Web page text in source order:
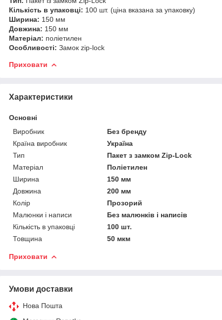
Кількість в упаковці: 100 шт. (ціна вказана за упаковку)
Ширина: 150 мм
Довжина: 150 мм
Матеріал: поліетилен
Особливості: Замок zip-lock
Приховати
Характеристики
Основні
Виробник
Без бренду
Країна виробник
Україна
Тип
Пакет з замком Zip-Lock
Матеріал
Поліетилен
Ширина
150 мм
Довжина
200 мм
Колір
Прозорий
Малюнки і написи
Без малюнків і написів
Кількість в упаковці
100 шт.
Товщина
50 мкм
Приховати
Умови доставки
Нова Пошта